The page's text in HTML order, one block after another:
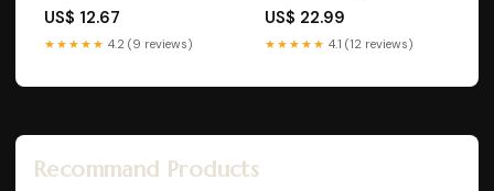
US$ 12.67
★★★★★ 4.2 (9 reviews)
US$ 22.99
★★★★★ 4.1 (12 reviews)
Recommand Products